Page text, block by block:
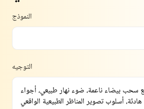
النموذج
التوجيه